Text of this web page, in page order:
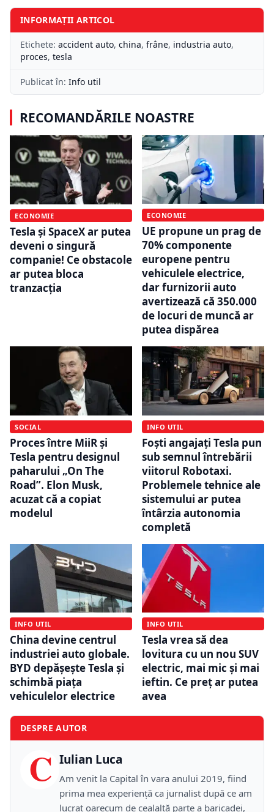
INFORMAȚII ARTICOL
Etichete: accident auto, china, frâne, industria auto,
proces, tesla
Publicat în: Info util
RECOMANDĂRILE NOASTRE
ECONOMIE
Tesla și SpaceX ar putea
deveni o singură
companie! Ce obstacole
ar putea bloca
tranzacția
ECONOMIE
UE propune un prag de
70% componente
europene pentru
vehiculele electrice,
dar furnizorii auto
avertizează că 350.000
de locuri de muncă ar
putea dispărea
SOCIAL
Proces între MiiR și
Tesla pentru designul
paharului „On The
Road”. Elon Musk,
acuzat că a copiat
modelul
INFO UTIL
Foști angajați Tesla pun
sub semnul întrebării
viitorul Robotaxi.
Problemele tehnice ale
sistemului ar putea
întârzia autonomia
completă
INFO UTIL
China devine centrul
industriei auto globale.
BYD depășește Tesla și
schimbă piața
vehiculelor electrice
INFO UTIL
Tesla vrea să dea
lovitura cu un nou SUV
electric, mai mic şi mai
ieftin. Ce preț ar putea
avea
DESPRE AUTOR
C Iulian Luca
Am venit la Capital în vara anului 2019, fiind
prima mea experiență ca jurnalist după ce am
lucrat oarecum de cealaltă parte a baricadei,